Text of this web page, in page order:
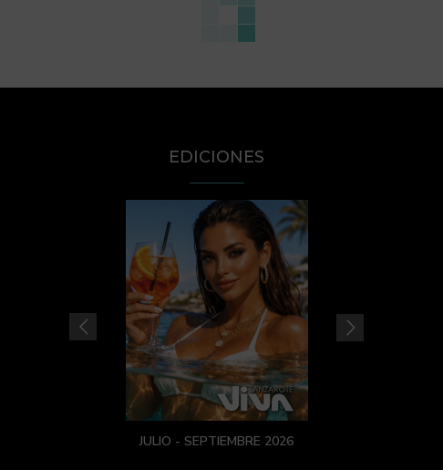
EDICIONES
JULIO - SEPTIEMBRE 2026